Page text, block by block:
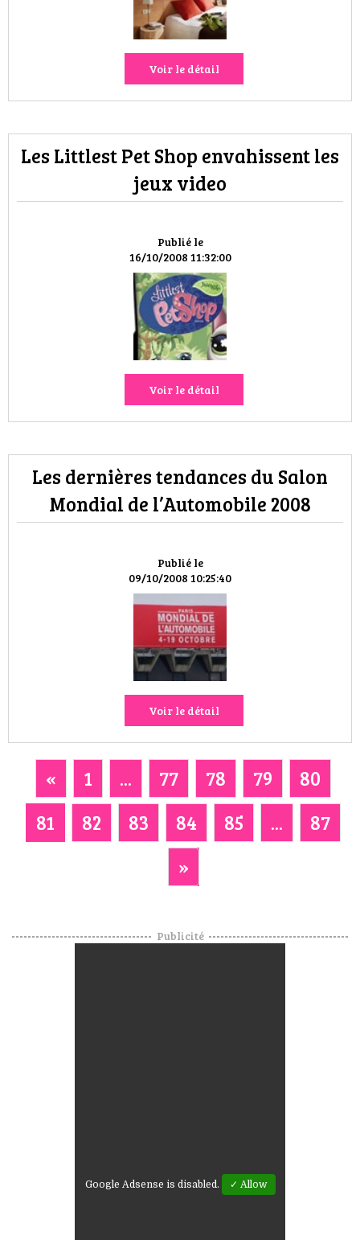
Voir le détail
Publié le
16/10/2008 11:32:00
Les Littlest Pet Shop envahissent les
jeux video
Voir le détail
Publié le
09/10/2008 10:25:40
Les dernières tendances du Salon
Mondial de l’Automobile 2008
Voir le détail
« 1 ... 77 78 79
80
81
82 83 84 85 ...
87
»
Publicité
Google Adsense is disabled. ✓ Allow